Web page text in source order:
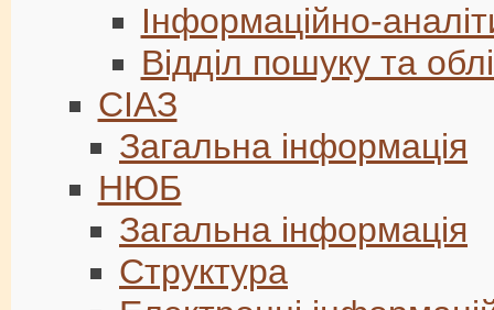
Інформаційно-
Відділ пошуку та
СІАЗ
Загальна інформація
НЮБ
Загальна інформація
Структура